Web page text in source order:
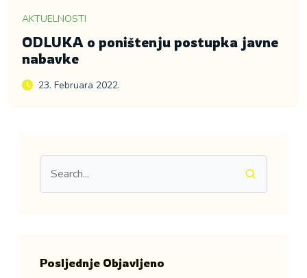
AKTUELNOSTI
ODLUKA o poništenju postupka javne
nabavke
23. Februara 2022.
Posljednje Objavljeno